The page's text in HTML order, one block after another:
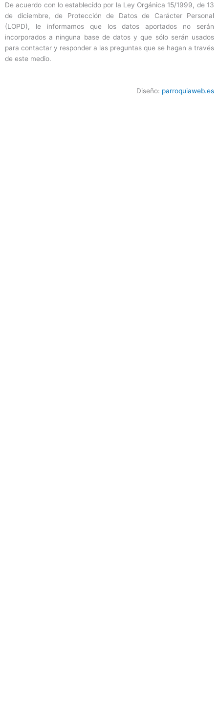
De acuerdo con lo establecido por la Ley Orgánica 15/1999, de 13
de diciembre, de Protección de Datos de Carácter Personal
(LOPD), le informamos que los datos aportados no serán
incorporados a ninguna base de datos y que sólo serán usados
para contactar y responder a las preguntas que se hagan a través
de este medio.
Diseño: parroquiaweb.es